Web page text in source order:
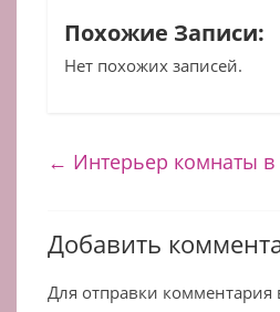
Похожие Записи:
Нет похожих записей.
← Интерьер комнаты
Добавить
Для отправки